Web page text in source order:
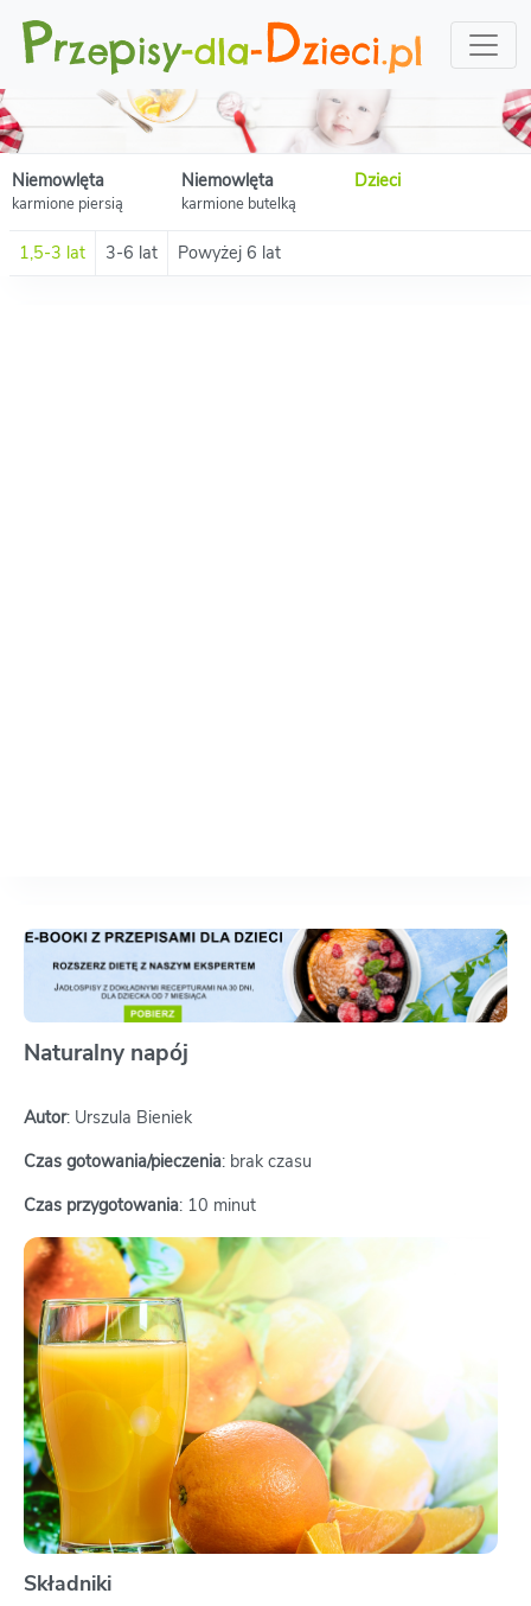
Niemowlęta
karmione piersią
Niemowlęta
karmione butelką
Dzieci
1,5-3 lat 3-6 lat Powyżej 6 lat
Naturalny napój
Autor: Urszula Bieniek
Czas gotowania/pieczenia: brak czasu
Czas przygotowania: 10 minut
Składniki